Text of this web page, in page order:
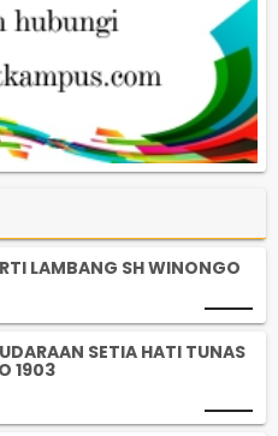
LAMBANG SH WINONGO
SETIA HATI TUNAS
1903